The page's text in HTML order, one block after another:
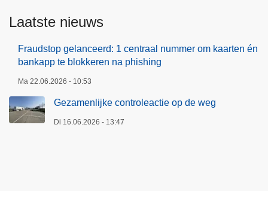
Laatste nieuws
Fraudstop gelanceerd: 1 centraal nummer om kaarten én
bankapp te blokkeren na phishing
Ma 22.06.2026 - 10:53
Gezamenlijke controleactie op de weg
Di 16.06.2026 - 13:47